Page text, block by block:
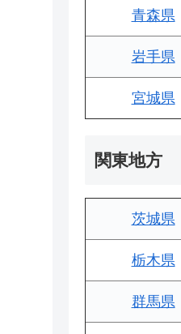
青森県
岩手県
宮城県
関東地方
茨城県
栃木県
群馬県